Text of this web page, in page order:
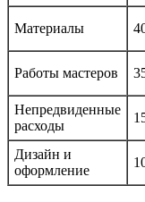
Материалы
Работы мастеров
Непредвиденные
расходы
Дизайн и
оформление